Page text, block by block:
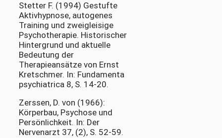
Stetter F. (1994) Gestufte
Aktivhypnose, autogenes
Training und zweigleisige
Psychotherapie. Historischer
Hintergrund und aktuelle
Bedeutung der
Therapieansätze von Ernst
Kretschmer. In: Fundamenta
psychiatrica 8, S. 14-20.
Zerssen, D. von (1966):
Körperbau, Psychose und
Persönlichkeit. In: Der
Nervenarzt 37, (2), S. 52-59.